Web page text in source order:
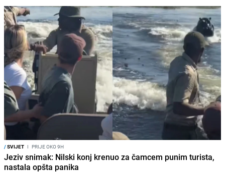
/SVIJET I PRIJE OKO 9H
Jeziv snimak: Nilski konj krenuo za čamcem punim turista,
nastala opšta panika